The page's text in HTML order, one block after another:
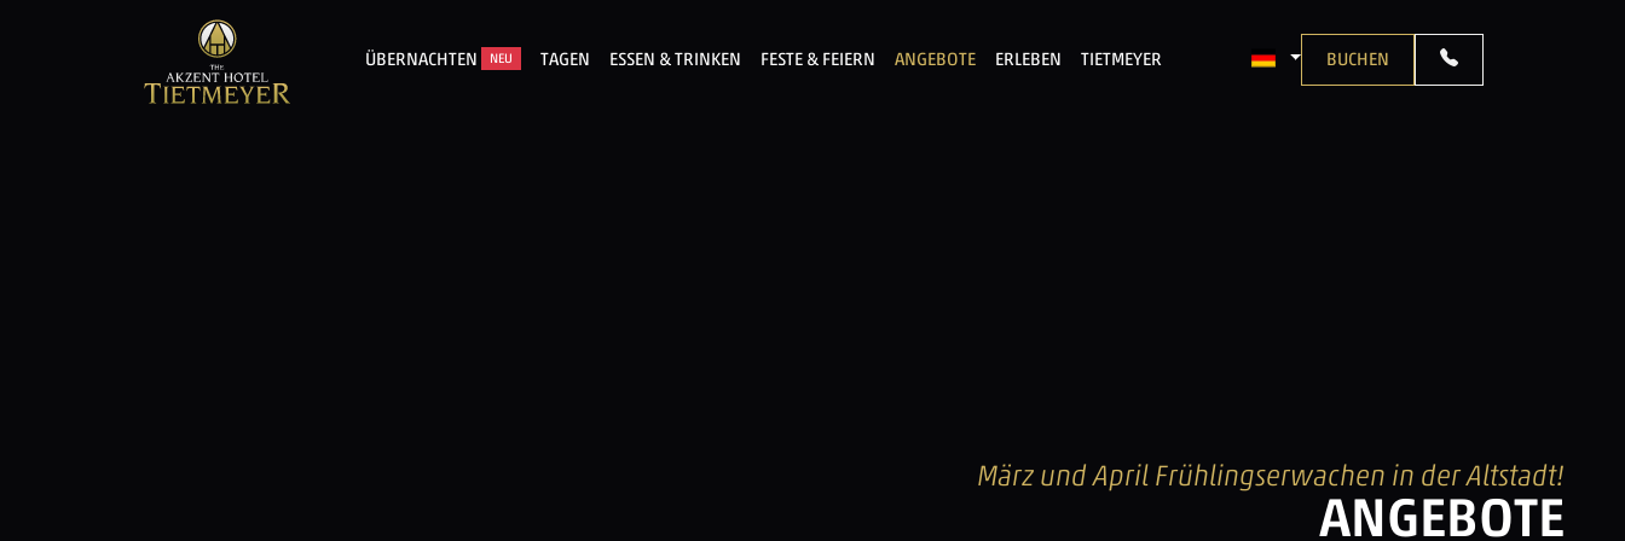
ÜBERNACHTEN NEU TAGEN ESSEN & TRINKEN FESTE & FEIERN ANGEBOTE ERLEBEN TIETMEYER SPRACHE: DEUTSCH
BUCHEN
März und April Frühlingserwachen in der Altstadt!
ANGEBOTE